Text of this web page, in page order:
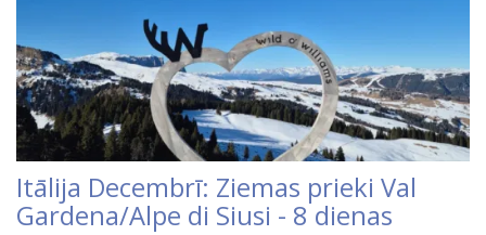
Itālija Decembrī: Ziemas prieki Val
Gardena/Alpe di Siusi - 8 dienas